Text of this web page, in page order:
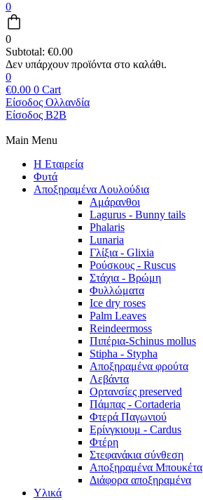
0
0
Subtotal: €0.00
0
€0.00 0 Cart
Είσοδος Ολλανδία
Είσοδος B2B
Main Menu
Η Εταιρεία
Φυτά
Αποξηραμένα Λουλούδια
Αμάρανθοι
Lagurus - Bunny tails
Phalaris
Lunaria
Γλίξια - Glixia
Ρούσκους - Ruscus
Στάχια - Βρώμη
Φυλλώματα
Ice dry roses
Palm Leaves
Reindeermoss
Πιπέρια-Schinus mollus
Stipha - Stypha
Αποξηραμένα φρούτα
Λεβάντα
Ορτανσίες preserved
Πάμπας - Cortaderia
Φτερά Παγωνιού
Ερίνγκιουμ - Cardus
Φτέρη
Στεφανάκια σύνθεση
Αποξηραμένα Μπουκέτα
Διάφορα αποξηραμένα
Υλικά